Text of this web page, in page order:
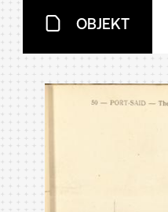
OBJEKT